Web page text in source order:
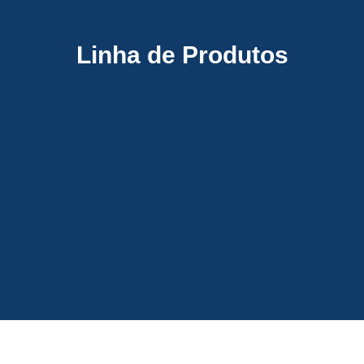
Linha de Produtos